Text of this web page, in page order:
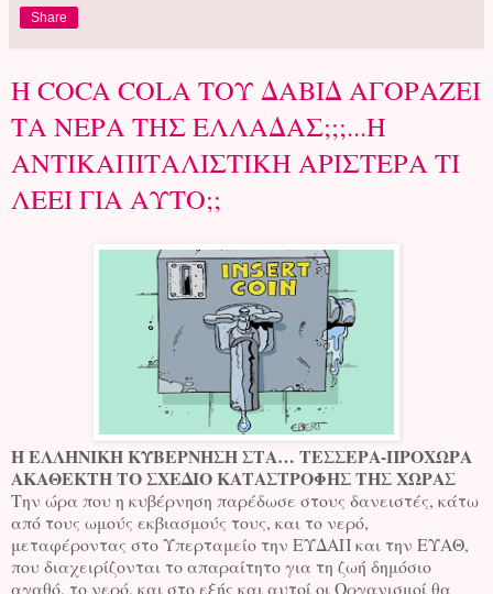
Share
Η COCA COLA ΤΟΥ ΔΑΒΙΔ ΑΓΟΡΑΖΕΙ
ΤΑ ΝΕΡΑ ΤΗΣ ΕΛΛΑΔΑΣ;;;...Η
ΑΝΤΙΚΑΠΙΤΑΛΙΣΤΙΚΗ ΑΡΙΣΤΕΡΑ ΤΙ
ΛΕΕΙ ΓΙΑ ΑΥΤΟ;;
Η ΕΛΛΗΝΙΚΗ ΚΥΒΕΡΝΗΣΗ ΣΤΑ… ΤΕΣΣΕΡΑ-ΠΡΟΧΩΡΑ
ΑΚΑΘΕΚΤΗ ΤΟ ΣΧΕΔΙΟ ΚΑΤΑΣΤΡΟΦΗΣ ΤΗΣ ΧΩΡΑΣ
Την ώρα που η κυβέρνηση παρέδωσε στους δανειστές, κάτω
από τους ωμούς εκβιασμούς τους, και το νερό,
μεταφέροντας στο Υπερταμείο την ΕΥΔΑΠ και την ΕΥΑΘ,
που διαχειρίζονται το απαραίτητο για τη ζωή δημόσιο
αγαθό, το νερό, και στο εξής και αυτοί οι Οργανισμοί θα